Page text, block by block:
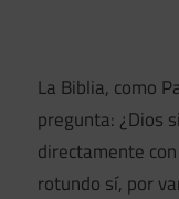
La Biblia, como
pregunta: ¿Dios
directamente
rotundo sí, por